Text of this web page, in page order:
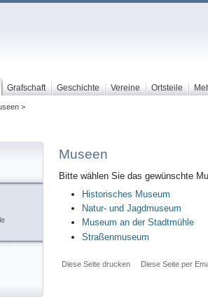
Grafschaft Geschichte Vereine Ortsteile
>
Museen
Bitte wählen Sie das gewünschte
Historisches Museum
Natur- und Jagdmuseum
Museum an der Stadtmühle
Straßenmuseum
Diese Seite drucken Diese Seite per